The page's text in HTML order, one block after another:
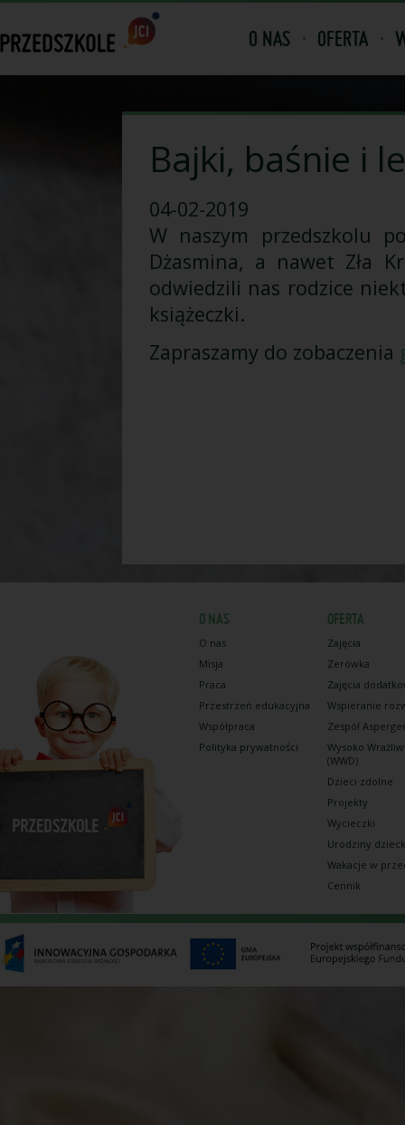
O NAS OFERTA
Bajki, baśnie i
04-02-2019
W naszym przedszkolu
Dżasmina, a nawet Zła
odwiedzili nas rodzice
książeczki.
Zapraszamy do zobaczenia
O NAS
O nas
Misja
Praca
Przestrzeń edukacyjna
Współpraca
Polityka prywatności
OFERTA
Zajęcia
Zerówka
Zajęcia
Wspieranie
Zespół
Wysoko
(WWD)
Dzieci zdolne
Projekty
Wycieczki
Urodziny
Wakacje w
Cennik